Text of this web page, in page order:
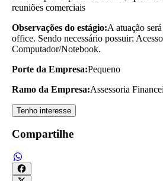
reuniões comerciais
Observações do estágio:A atuação
office. Sendo necessário possuir:
Computador/Notebook.
Porte da Empresa:Pequeno
Ramo da Empresa:Assessoria
Tenho interesse
Compartilhe